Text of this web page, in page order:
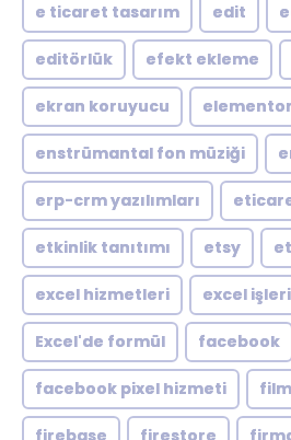
e ticaret tasarım edit
editörlük efekt ekleme
ekran koruyucu elementor
enstrümantal fon müziği
erp-crm yazılımları
etkinlik tanıtımı etsy
excel hizmetleri excel işleri
Excel'de formül facebook
facebook pixel hizmeti film
firebase firestore